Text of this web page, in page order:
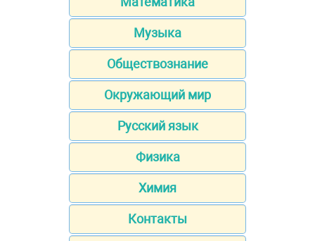
Музыка
Обществознание
Окружающий мир
Русский язык
Физика
Химия
Контакты